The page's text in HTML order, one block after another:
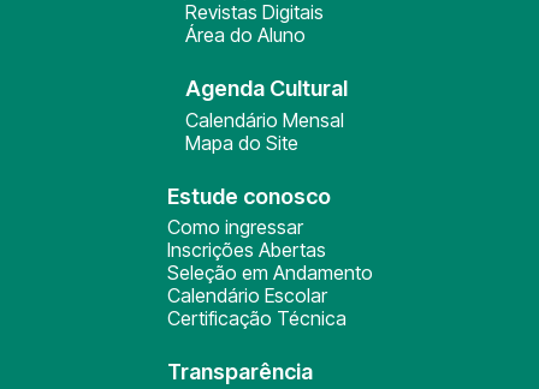
Revistas Digitais
Área do Aluno
Agenda Cultural
Calendário Mensal
Mapa do Site
Estude conosco
Como ingressar
Inscrições Abertas
Seleção em Andamento
Calendário Escolar
Certificação Técnica
Transparência